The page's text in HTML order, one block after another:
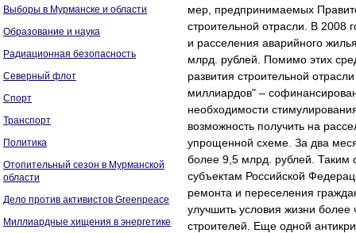
Выборы в Мурманске и области
Образование и наука
Радиационная безопасность
Северный флот
Спорт
Транспорт
Политика
Отопительный сезон в Мурманской
области
Дело против активистов Greenpeace
Миллиардные хищения в энергетике
мер, предпринимаемых
строительной отрасли. В 2008
и расселения аварийного
млрд. рублей. Помимо этих
развития строительной
миллиардов" –
необходимости
возможность получить на
упрощенной схеме. За два
более 9,5 млрд. рублей. Таким
субъектам Российской
ремонта и переселения
улучшить условия жизни
строителей. Еще одной